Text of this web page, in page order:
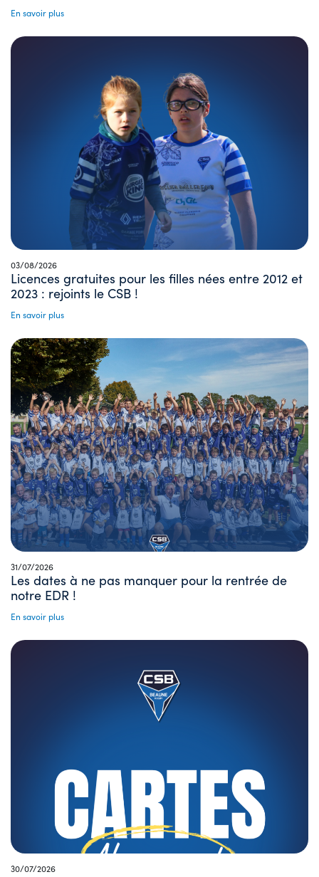
En savoir plus
03/08/2026
Licences gratuites pour les filles nées entre 2012 et
2023 : rejoints le CSB !
En savoir plus
31/07/2026
Les dates à ne pas manquer pour la rentrée de
notre EDR !
En savoir plus
30/07/2026